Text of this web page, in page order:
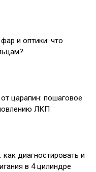
и оптики: что
царапин: пошаговое
ЛКП
диагностировать и
в 4 цилиндре